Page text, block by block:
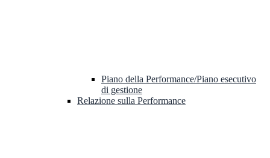
Piano della Performance/Piano esecutivo
di gestione
Relazione sulla Performance